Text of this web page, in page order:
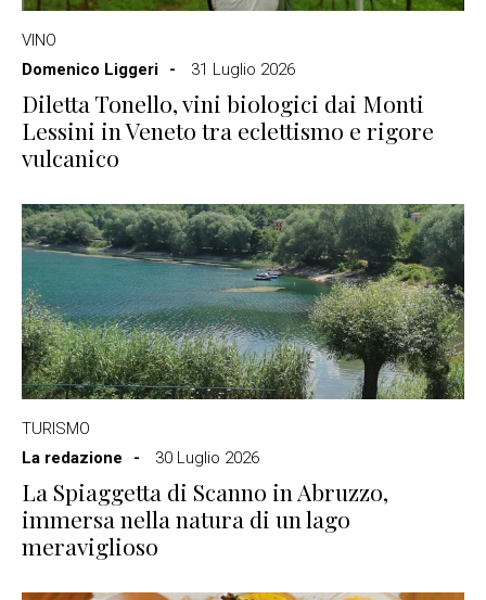
VINO
Domenico Liggeri
31 Luglio 2026
Diletta Tonello, vini biologici dai Monti
Lessini in Veneto tra eclettismo e rigore
vulcanico
TURISMO
La redazione
30 Luglio 2026
La Spiaggetta di Scanno in Abruzzo,
immersa nella natura di un lago
meraviglioso